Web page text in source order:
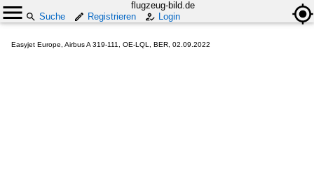
flugzeug-bild.de
Suche
Registrieren Login
Easyjet Europe, Airbus A 319-111, OE-LQL, BER, 02.09.2022